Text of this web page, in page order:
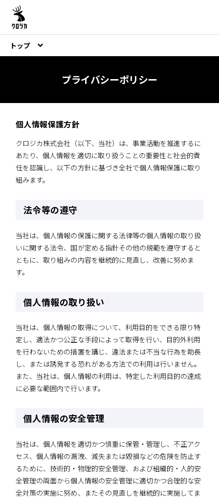
トップ
プライバシーポリシー
個人情報保護方針
クロジカ株式会社（以下、当社）は、事業活動を推進するに
あたり、個人情報を適切に取り扱うことの重要性と社会的責
任を認識し、以下の方針に基づき全社で個人情報保護に取り
組みます。
法令等の遵守
当社は、個人情報の保護に関する法律等の個人情報の取り扱
いに関する法令、国が定める指針その他の規範を遵守すると
ともに、取り組みの内容を継続的に見直し、改善に努めま
す。
個人情報の取り扱い
当社は、個人情報の取得について、利用目的をできる限り特
定し、適法かつ公正な手段によって取得を行い、目的外利用
を行わないための措置を講じ、違法または不当な行為を助長
し、または誘発する恐れがある方法での利用は行いません。
また、当社は、個人情報の利用は、特定した利用目的の達成
に必要な範囲内で行います。
個人情報の安全管理
当社は、個人情報を適切かつ慎重に保管・管理し、不正アク
セス、個人情報の漏洩、滅失または毀損などの危険を防止す
るために、技術的・物理的安全管理、および組織的・人的安
全管理の両面から個人情報の安全管理に適切かつ合理的な安
全対策の実施に努め、またその見直しを継続的に実施してま